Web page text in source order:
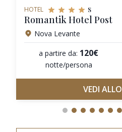
HOTEL s
Romantik Hotel Post
Nova Levante
a partire da: 120€
notte/persona
VEDI